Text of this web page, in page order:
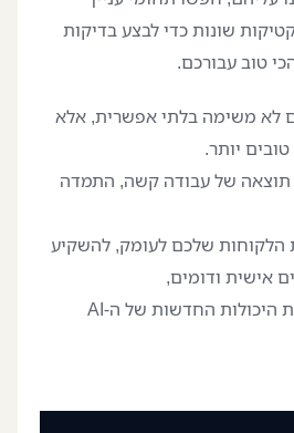
שונות כדי לבצע בדיקות
לא משימה בלתי אפשרית, אלא
יותר.
תוצאה של עבודה קשה, התמדה
שלכם לעומק, להשקיע
אישית ודומים,
ולשלב באופן מושכל את היכולות החדשות של ה-AI